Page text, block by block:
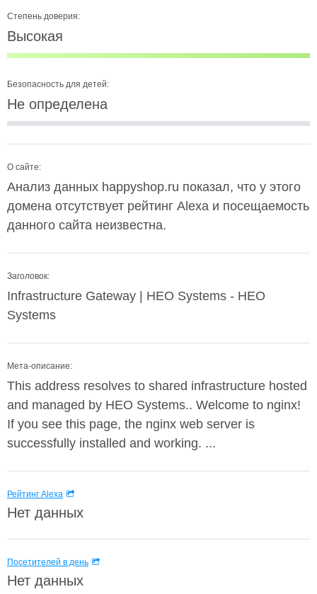
Степень доверия:
Высокая
Безопасность для детей:
Не определена
О сайте:
Анализ данных happyshop.ru показал, что у этого
домена отсутствует рейтинг Alexa и посещаемость
данного сайта неизвестна.
Заголовок:
Infrastructure Gateway | HEO Systems - HEO
Systems
Мета-описание:
This address resolves to shared infrastructure hosted
and managed by HEO Systems.. Welcome to nginx!
If you see this page, the nginx web server is
successfully installed and working. ...
Рейтинг Alexa
Нет данных
Посетителей в день
Нет данных